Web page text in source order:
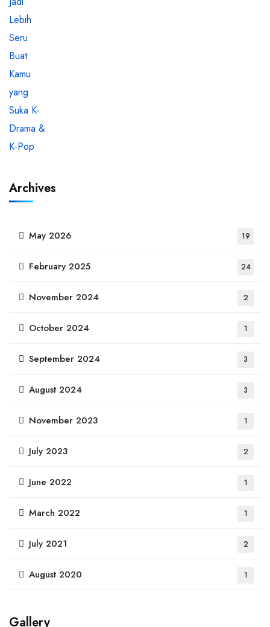
Archives
May 2026 19
February 2025 24
November 2024 2
October 2024 1
September 2024 3
August 2024 3
November 2023 1
July 2023 2
June 2022 1
March 2022 1
July 2021 2
August 2020 1
Gallery